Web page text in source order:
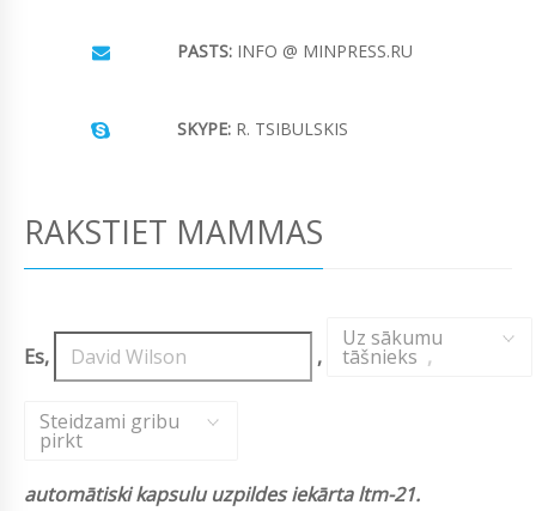
PASTS: INFO @ MINPRESS.RU
SKYPE: R. TSIBULSKIS
RAKSTIET MAMMAS
Es, ,
Uz sākumu
tāšnieks ,
Steidzami gribu
pirkt
automātiski kapsulu uzpildes iekārta ltm-21.